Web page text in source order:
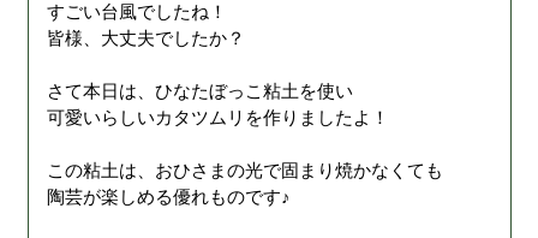
すごい台風でしたね！
皆様、大丈夫でしたか？
さて本日は、ひなたぼっこ粘土を使い
可愛いらしいカタツムリを作りましたよ！
この粘土は、おひさまの光で固まり焼かなくても
陶芸が楽しめる優れものです♪